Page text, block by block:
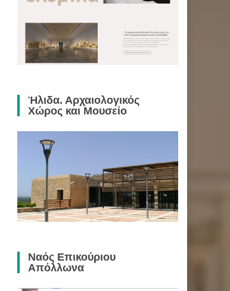
Ήλιδα. Αρχαιολογικός
Χώρος και Μουσείο
Ναός Επικούριου
Απόλλωνα